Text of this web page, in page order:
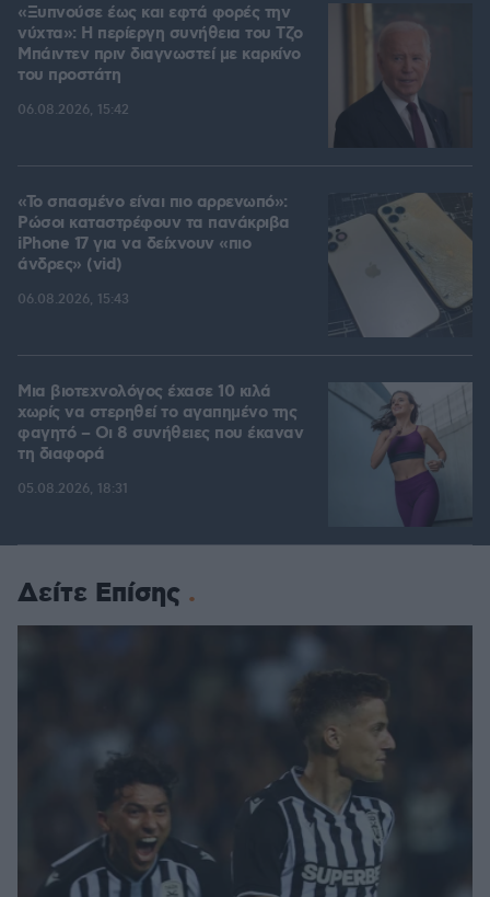
«Ξυπνούσε έως και εφτά φορές την
νύχτα»: Η περίεργη συνήθεια του Τζο
Μπάιντεν πριν διαγνωστεί με καρκίνο
του προστάτη
06.08.2026, 15:42
«Το σπασμένο είναι πιο αρρενωπό»:
Ρώσοι καταστρέφουν τα πανάκριβα
iPhone 17 για να δείχνουν «πιο
άνδρες» (vid)
06.08.2026, 15:43
Μια βιοτεχνολόγος έχασε 10 κιλά
χωρίς να στερηθεί το αγαπημένο της
φαγητό – Οι 8 συνήθειες που έκαναν
τη διαφορά
05.08.2026, 18:31
Δείτε Επίσης